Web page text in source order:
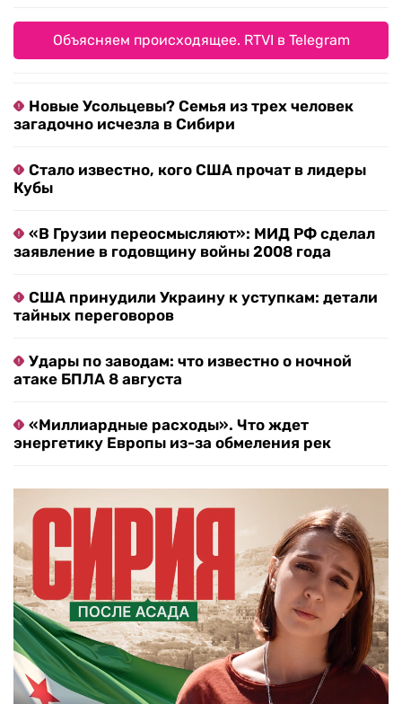
Объясняем происходящее. RTVI в Telegram
Новые Усольцевы? Семья из трех человек
загадочно исчезла в Сибири
Стало известно, кого США прочат в лидеры
Кубы
«В Грузии переосмысляют»: МИД РФ сделал
заявление в годовщину войны 2008 года
США принудили Украину к уступкам: детали
тайных переговоров
Удары по заводам: что известно о ночной
атаке БПЛА 8 августа
«Миллиардные расходы». Что ждет
энергетику Европы из-за обмеления рек